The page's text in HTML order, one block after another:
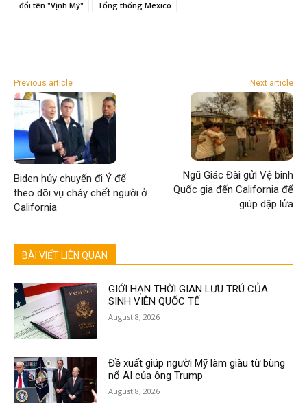
đổi tên "Vịnh Mỹ" Tổng thống Mexico
Previous article
Biden hủy chuyến đi Ý để
theo dõi vụ cháy chết người ở
California
Next article
Ngũ Giác Đài gửi Vệ binh
Quốc gia đến California để
giúp dập lửa
BÀI VIẾT LIÊN QUAN
GIỚI HẠN THỜI GIAN LƯU TRÚ CỦA
SINH VIÊN QUỐC TẾ
August 8, 2026
Đề xuất giúp người Mỹ làm giàu từ bùng
nổ AI của ông Trump
August 8, 2026